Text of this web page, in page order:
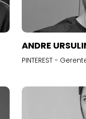
ANDRE
PINTEREST -